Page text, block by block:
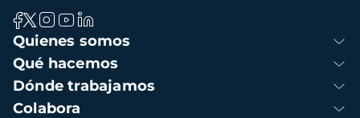
Navegación
principal
Quienes somos
Qué hacemos
Dónde trabajamos
Colabora